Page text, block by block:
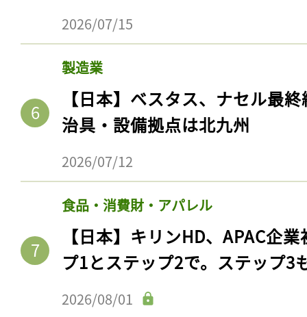
2026/07/15
製造業
【日本】ベスタス、ナセル最
治具・設備拠点は北九州
2026/07/12
食品・消費財・アパレル
【日本】キリンHD、APAC企
プ1とステップ2で。ステップ3
2026/08/01